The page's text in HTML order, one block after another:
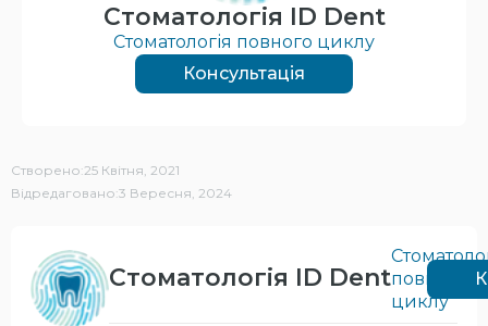
Стоматологія ID Dent
Стоматологія повного циклу
Консультація
Створено:25 Квітня, 2021
Відредаговано:3 Вересня, 2024
Стоматологія ID Dentповного
циклу